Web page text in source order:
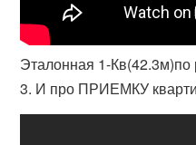
Эталонная 1-Кв(42.3м)по
3. И про ПРИЕМКУ